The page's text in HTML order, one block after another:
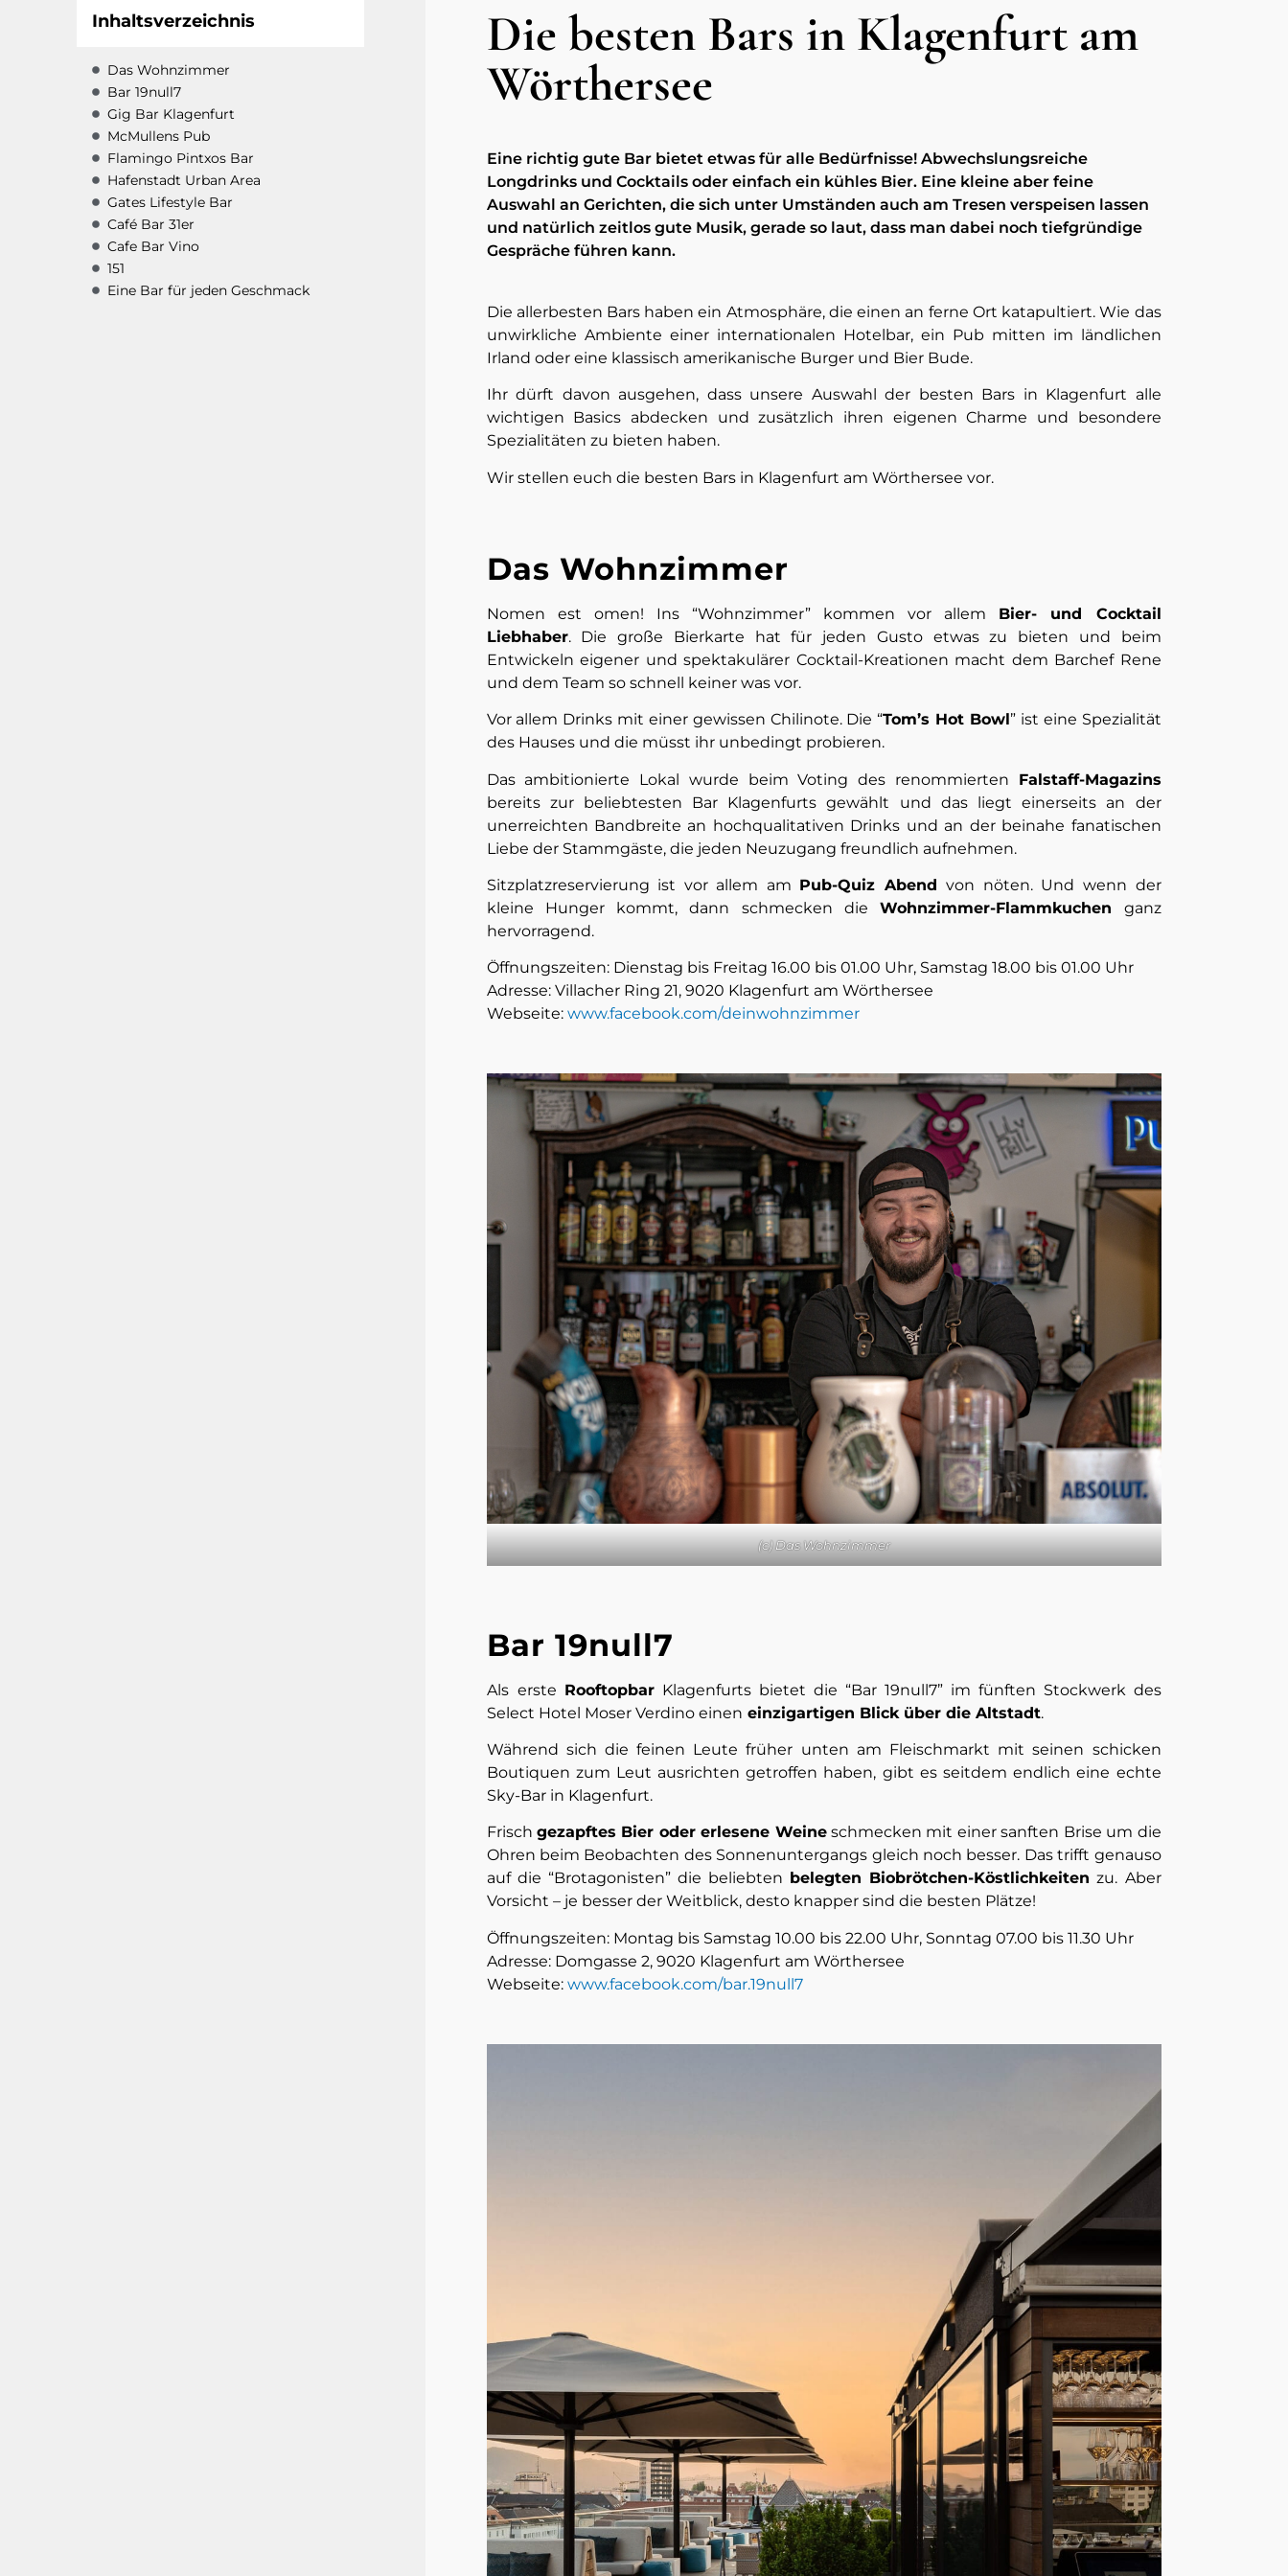
Inhaltsverzeichnis
Das Wohnzimmer
Bar 19null7
Gig Bar Klagenfurt
McMullens Pub
Flamingo Pintxos Bar
Hafenstadt Urban Area
Gates Lifestyle Bar
Café Bar 31er
Cafe Bar Vino
151
Eine Bar für jeden Geschmack
Die besten Bars in Klagenfurt am
Wörthersee
Eine richtig gute Bar bietet etwas für alle Bedürfnisse! Abwechslungsreiche
Longdrinks und Cocktails oder einfach ein kühles Bier. Eine kleine aber feine
Auswahl an Gerichten, die sich unter Umständen auch am Tresen verspeisen lassen
und natürlich zeitlos gute Musik, gerade so laut, dass man dabei noch tiefgründige
Gespräche führen kann.
Die allerbesten Bars haben ein Atmosphäre, die einen an ferne Ort katapultiert. Wie das
unwirkliche Ambiente einer internationalen Hotelbar, ein Pub mitten im ländlichen
Irland oder eine klassisch amerikanische Burger und Bier Bude.
Ihr dürft davon ausgehen, dass unsere Auswahl der besten Bars in Klagenfurt alle
wichtigen Basics abdecken und zusätzlich ihren eigenen Charme und besondere
Spezialitäten zu bieten haben.
Wir stellen euch die besten Bars in Klagenfurt am Wörthersee vor.
Das Wohnzimmer
Nomen est omen! Ins “Wohnzimmer” kommen vor allem Bier- und Cocktail
Liebhaber. Die große Bierkarte hat für jeden Gusto etwas zu bieten und beim
Entwickeln eigener und spektakulärer Cocktail-Kreationen macht dem Barchef Rene
und dem Team so schnell keiner was vor.
Vor allem Drinks mit einer gewissen Chilinote. Die “Tom’s Hot Bowl” ist eine Spezialität
des Hauses und die müsst ihr unbedingt probieren.
Das ambitionierte Lokal wurde beim Voting des renommierten Falstaff-Magazins
bereits zur beliebtesten Bar Klagenfurts gewählt und das liegt einerseits an der
unerreichten Bandbreite an hochqualitativen Drinks und an der beinahe fanatischen
Liebe der Stammgäste, die jeden Neuzugang freundlich aufnehmen.
Sitzplatzreservierung ist vor allem am Pub-Quiz Abendvon nöten. Und wenn der
kleine Hunger kommt, dann schmecken dieWohnzimmer-Flammkuchen ganz
hervorragend.
Öffnungszeiten: Dienstag bis Freitag 16.00 bis 01.00 Uhr, Samstag 18.00 bis 01.00 Uhr
Adresse: Villacher Ring 21, 9020 Klagenfurt am Wörthersee
Webseite: www.facebook.com/deinwohnzimmer
(c) Das Wohnzimmer
Bar 19null7
Als erste RooftopbarKlagenfurts bietet die “Bar 19null7” im fünften Stockwerk des
Select Hotel Moser Verdino einen einzigartigen Blick über die Altstadt.
Während sich die feinen Leute früher unten am Fleischmarkt mit seinen schicken
Boutiquen zum Leut ausrichten getroffen haben, gibt es seitdem endlich eine echte
Sky-Bar in Klagenfurt.
Frisch gezapftes Bier oder erlesene Weineschmecken mit einer sanften Brise um die
Ohren beim Beobachten des Sonnenuntergangs gleich noch besser. Das trifft genauso
auf die “Brotagonisten” die beliebten belegten Biobrötchen-Köstlichkeiten zu. Aber
Vorsicht – je besser der Weitblick, desto knapper sind die besten Plätze!
Öffnungszeiten: Montag bis Samstag 10.00 bis 22.00 Uhr, Sonntag 07.00 bis 11.30 Uhr
Adresse: Domgasse 2, 9020 Klagenfurt am Wörthersee
Webseite: www.facebook.com/bar.19null7